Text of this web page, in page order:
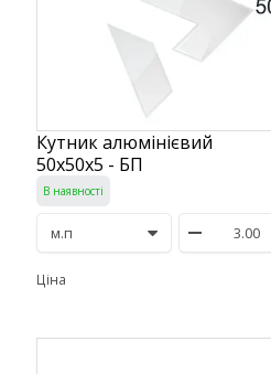
Кутник алюмінієвий
50х50х5 - БП
В наявності
Ціна